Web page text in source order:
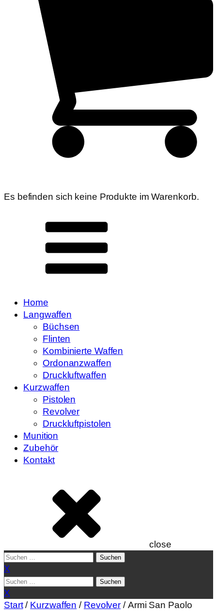
Es befinden sich keine Produkte im Warenkorb.
Home
Langwaffen
Büchsen
Flinten
Kombinierte Waffen
Ordonanzwaffen
Druckluftwaffen
Kurzwaffen
Pistolen
Revolver
Druckluftpistolen
Munition
Zubehör
Kontakt
close
Suchen
nach:
X
Suchen
nach:
X
Start/ Kurzwaffen / Revolver / Armi San Paolo